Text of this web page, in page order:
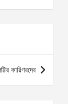
কারিগরদের